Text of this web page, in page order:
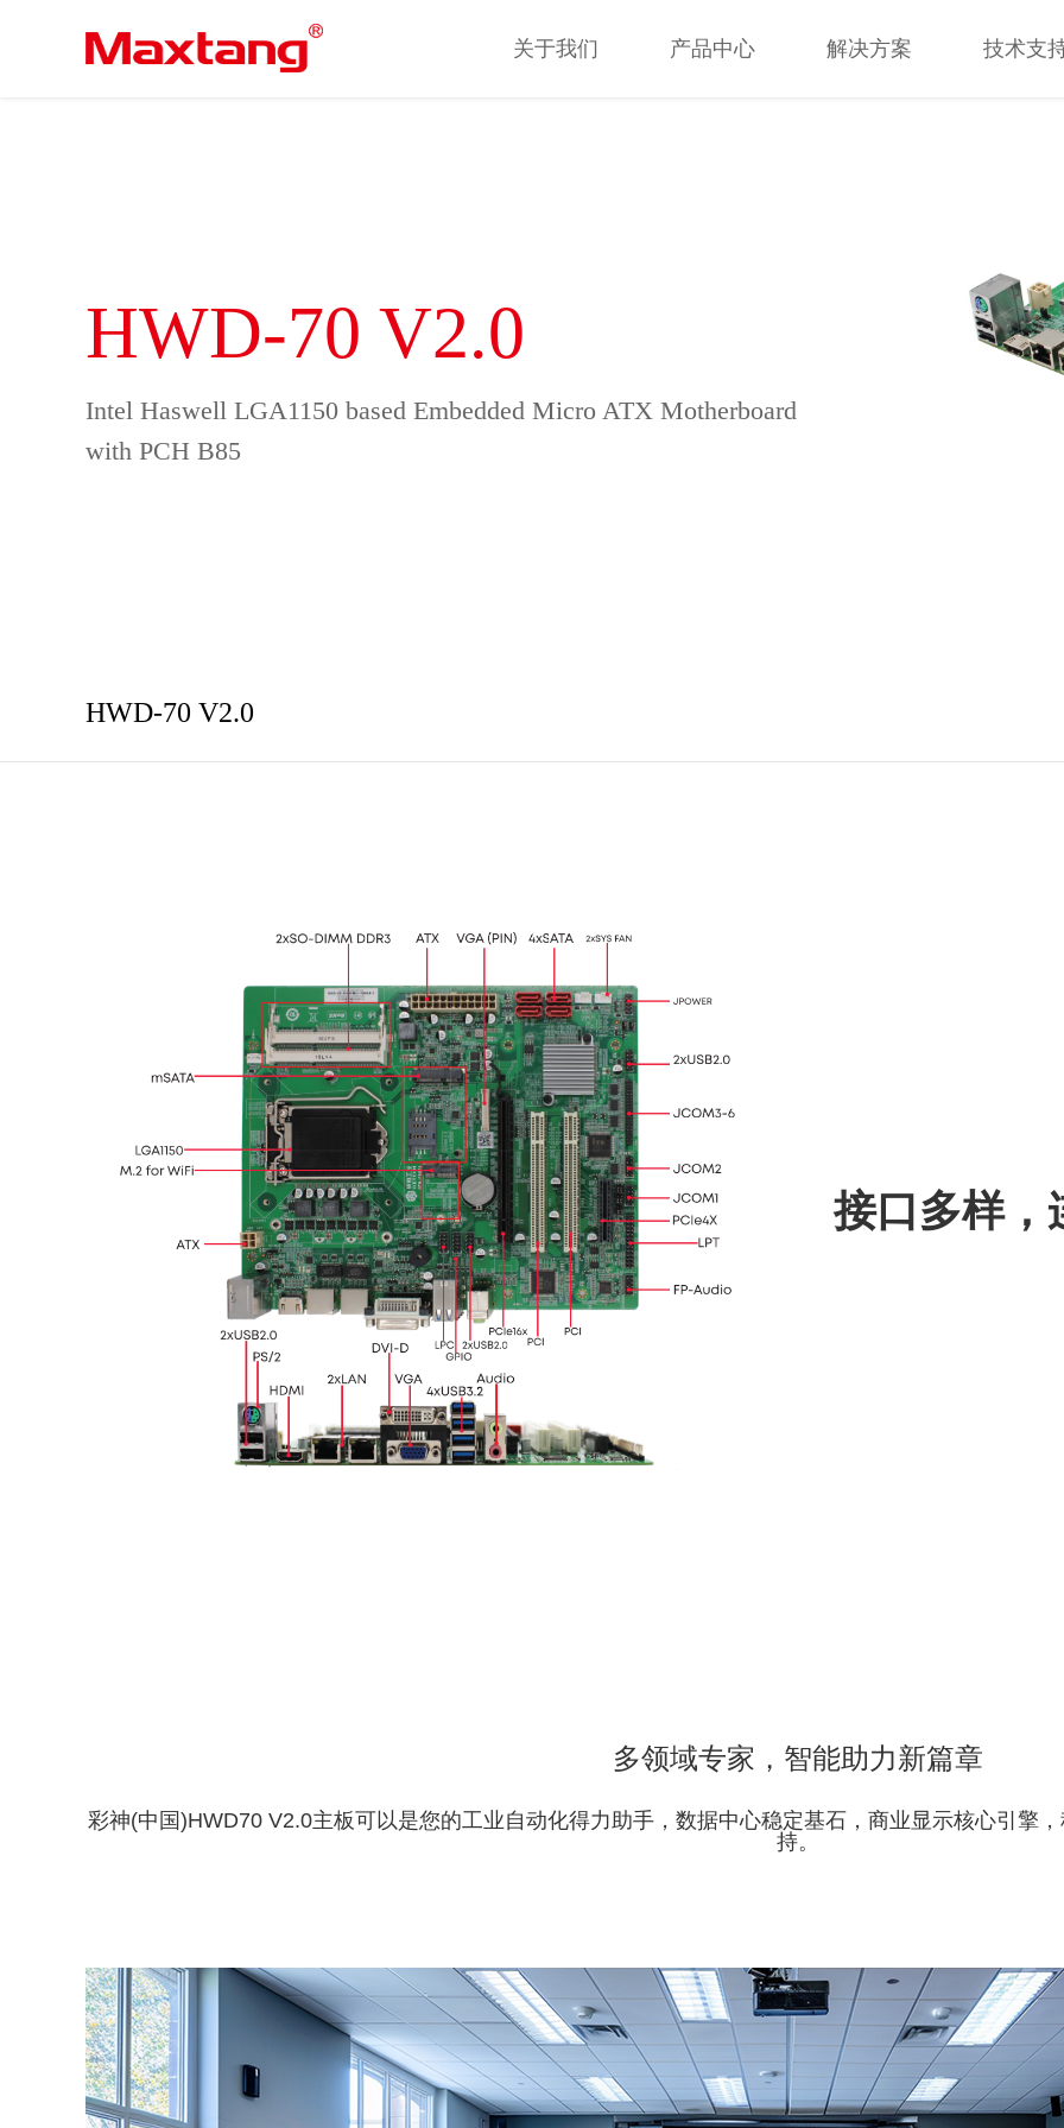
关于我们 产品中心 解决方案 技术支
HWD-70 V2.0
Intel Haswell LGA1150 based Embedded Micro ATX Motherboard
with PCH B85
HWD-70 V2.0
接口多样，
多领域专家，智能助力新篇章
彩神(中国)HWD70 V2.0主板可以是您的工业自动化得力助手，数据中心稳定基石，商业显示核心引擎
持。